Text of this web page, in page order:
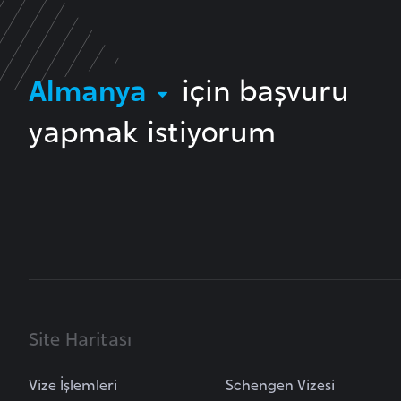
Almanya
için başvuru
yapmak istiyorum
Site Haritası
Vize İşlemleri Schengen Vizesi
e
n
i
n
s
k